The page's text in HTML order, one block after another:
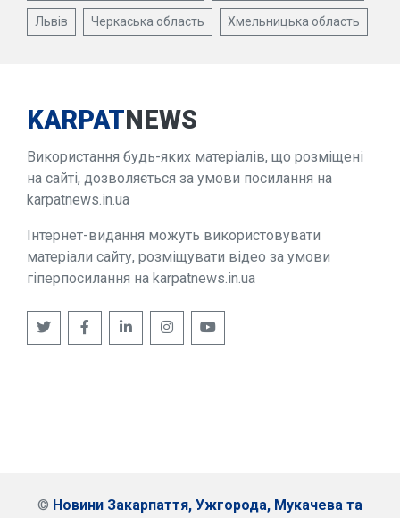
Львів Черкаська область Хмельницька область
KARPATNEWS
Використання будь-яких матеріалів, що розміщені
на сайті, дозволяється за умови посилання на
karpatnews.in.ua
Інтернет-видання можуть використовувати
матеріали сайту, розміщувати відео за умови
гіперпосилання на karpatnews.in.ua
© Новини Закарпаття, Ужгорода, Мукачева та